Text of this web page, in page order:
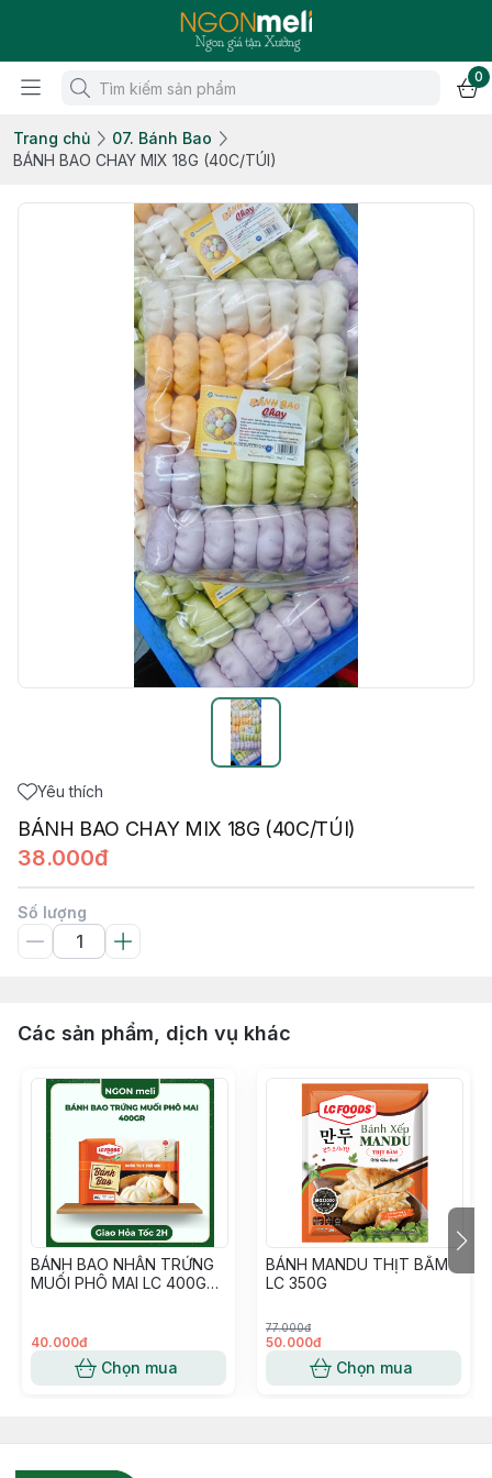
0
Trang chủ
07. Bánh Bao
BÁNH BAO CHAY MIX 18G (40C/TÚI)
Yêu thích
BÁNH BAO CHAY MIX 18G (40C/TÚI)
38.000đ
Số lượng
Các sản phẩm, dịch vụ khác
BÁNH BAO NHÂN TRỨNG
MUỐI PHÔ MAI LC 400G
40.000đ
Chọn mua
BÁNH MANDU THỊT BẰM
LC 350G
77.000đ
50.000đ
Chọn mua